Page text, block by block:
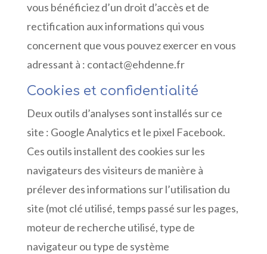
vous bénéficiez d’un droit d’accès et de
rectification aux informations qui vous
concernent que vous pouvez exercer en vous
adressant à : contact@ehdenne.fr
Cookies et confidentialité
Deux outils d’analyses sont installés sur ce
site : Google Analytics et le pixel Facebook.
Ces outils installent des cookies sur les
navigateurs des visiteurs de manière à
prélever des informations sur l’utilisation du
site (mot clé utilisé, temps passé sur les pages,
moteur de recherche utilisé, type de
navigateur ou type de système